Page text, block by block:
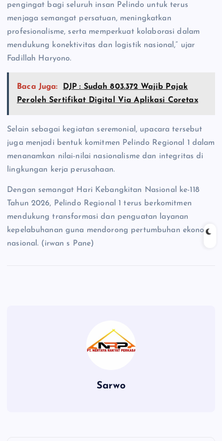
pengingat bagi seluruh insan Pelindo untuk terus
menjaga semangat persatuan, meningkatkan
profesionalisme, serta memperkuat kolaborasi dalam
mendukung konektivitas dan logistik nasional,” ujar
Fadillah Haryono.
Baca Juga:
DJP : Sudah 803.372 Wajib Pajak
Peroleh Sertifikat Digital Via Aplikasi Coretax
Selain sebagai kegiatan seremonial, upacara tersebut
juga menjadi bentuk komitmen Pelindo Regional 1 dalam
menanamkan nilai-nilai nasionalisme dan integritas di
lingkungan kerja perusahaan.
Dengan semangat Hari Kebangkitan Nasional ke-118
Tahun 2026, Pelindo Regional 1 terus berkomitmen
mendukung transformasi dan penguatan layanan
kepelabuhanan guna mendorong pertumbuhan ekonomi
nasional. (irwan s Pane)
Sarwo